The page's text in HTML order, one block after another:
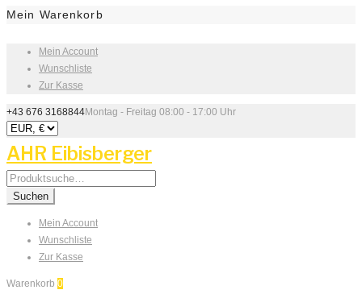
Mein Warenkorb
Mein Account
Wunschliste
Zur Kasse
+43 676 3168844Montag - Freitag 08:00 - 17:00 Uhr
AHR Eibisberger
Search
for:
Suchen
Mein Account
Wunschliste
Zur Kasse
Warenkorb 0